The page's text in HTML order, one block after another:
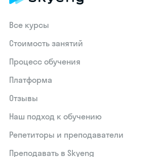
Все курсы
Стоимость занятий
Процесс обучения
Платформа
Отзывы
Наш подход к обучению
Репетиторы и преподаватели
Преподавать в Skyeng